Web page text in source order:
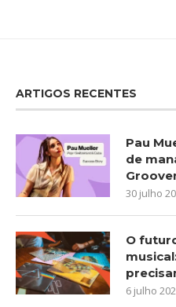
ARTIGOS RECENTES
Pau
de
30 julho
O
6 julho